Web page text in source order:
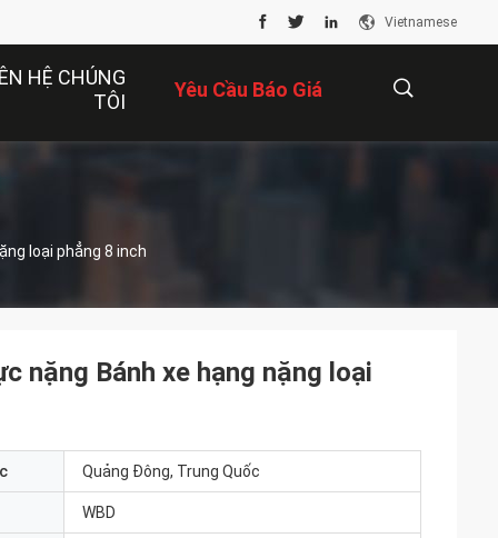
Vietnamese
HỆ CHÚNG
TÔI
Yêu Cầu Báo Giá
loại phẳng 8 inch
nặng Bánh xe hạng nặng loại
Quảng Đông, Trung Quốc
WBD